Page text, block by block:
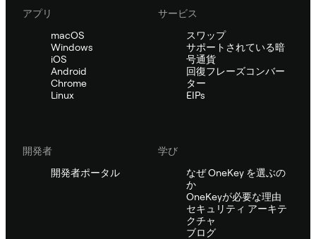
アプリ
macOS
Windows
iOS
Android
Chrome
Linux
サービス
スワップ
サポートされている暗
号通貨
回復フレーズコンバー
ター
EIPs
開発者
開発者ポータル
学び
なぜ OneKey を選ぶの
か
OneKeyが必要な理由
セキュリティ アーキテ
クチャ
ブログ